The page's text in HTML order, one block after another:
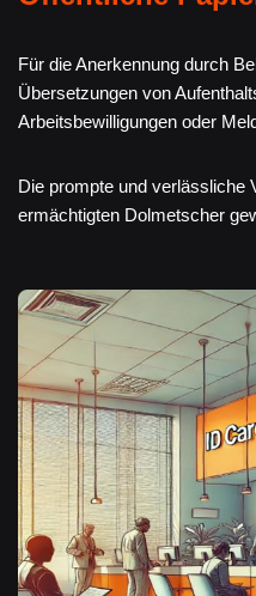
Für die Anerkennung durch
Übersetzungen von
Arbeitsbewilligungen oder
Die prompte und verlässliche
ermächtigten Dolmetscher